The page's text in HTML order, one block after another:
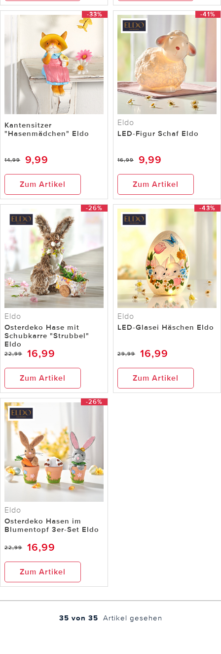
-33%
Kantensitzer
"Hasenmädchen" Eldo
14,99 9,99
Zum Artikel
-41%
Eldo
LED-Figur Schaf Eldo
16,99 9,99
Zum Artikel
-26%
Eldo
Osterdeko Hase mit
Schubkarre "Strubbel"
Eldo
22,99 16,99
Zum Artikel
-43%
Eldo
LED-Glasei Häschen Eldo
29,99 16,99
Zum Artikel
-26%
Eldo
Osterdeko Hasen im
Blumentopf 3er-Set Eldo
22,99 16,99
Zum Artikel
35 von 35 Artikel gesehen